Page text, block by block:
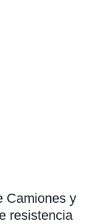
Camiones y
resistencia